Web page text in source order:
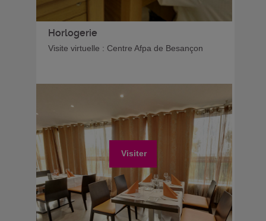
Horlogerie
Visite virtuelle : Centre Afpa de Besançon
Visiter